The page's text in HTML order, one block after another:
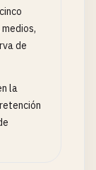
de
la